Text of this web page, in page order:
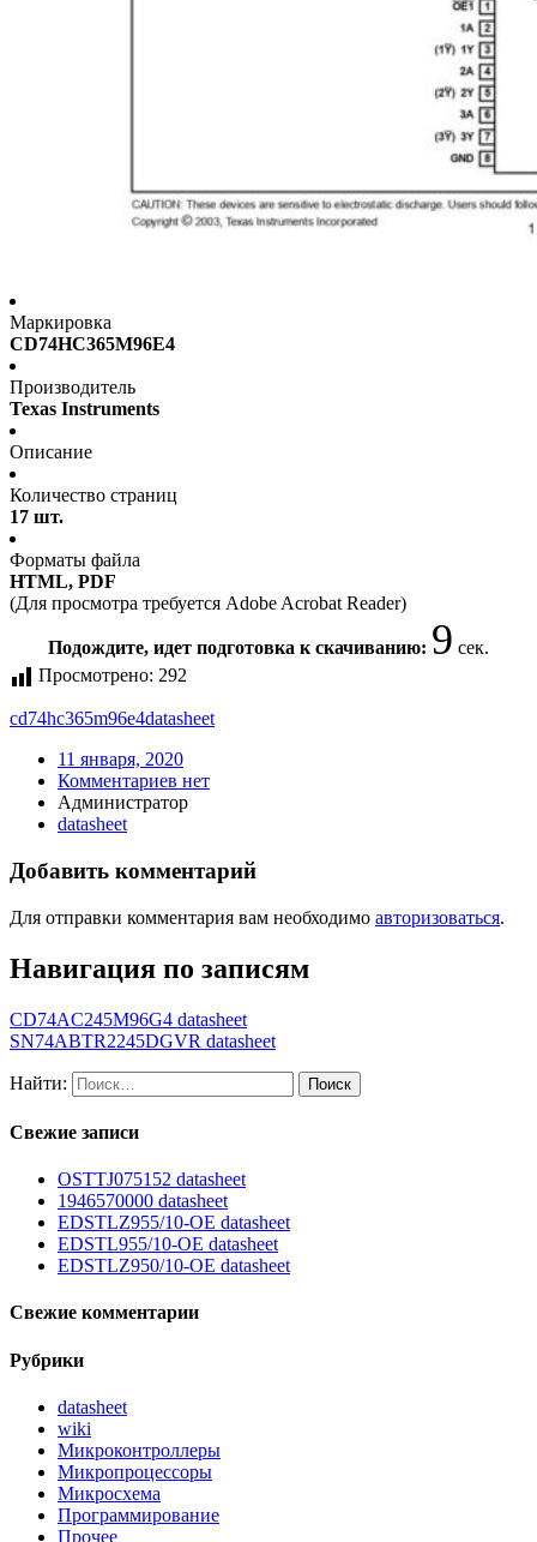
Маркировка
CD74HC365M96E4
Производитель
Texas Instruments
Описание
Количество страниц
17 шт.
Форматы файла
HTML, PDF
(Для просмотра требуется Adobe Acrobat Reader)
Подождите, идет подготовка к скачиванию: 9 сек.
Просмотрено: 292
cd74hc365m96e4datasheet
11 января, 2020
Комментариев нет
Администратор
datasheet
Добавить комментарий
Для отправки комментария вам необходимо авторизоваться.
Навигация по записям
CD74AC245M96G4 datasheet
SN74ABTR2245DGVR datasheet
Найти:
Свежие записи
OSTTJ075152 datasheet
1946570000 datasheet
EDSTLZ955/10-OE datasheet
EDSTL955/10-OE datasheet
EDSTLZ950/10-OE datasheet
Свежие комментарии
Рубрики
datasheet
wiki
Микроконтроллеры
Микропроцессоры
Микросхема
Программирование
Прочее